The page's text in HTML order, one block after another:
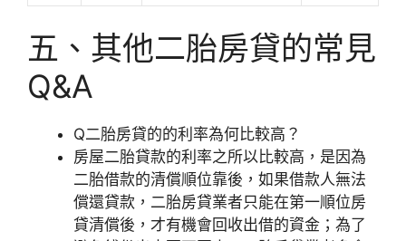
五、其他二胎房貸的常見
Q&A
Q二胎房貸的的利率為何比較高？
房屋二胎貸款的利率之所以比較高，是因為
二胎借款的清償順位靠後，如果借款人無法
償還貸款，二胎房貸業者只能在第一順位房
貸清償後，才有機會回收出借的資金；為了